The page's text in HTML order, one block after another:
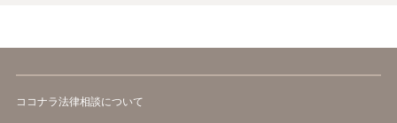
ココナラ法律相談について